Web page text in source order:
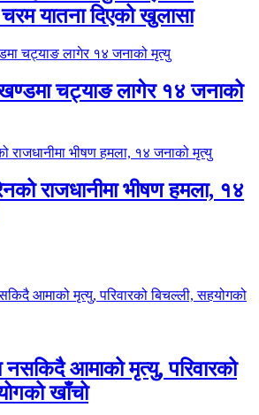
चरम यातना दिएको खुलासा
चट्याङ लागेर १४ जनाको
राजधानीमा भीषण हमला, १४
नसकिदै आमाको मृत्यु, परिवारको
खाँचो